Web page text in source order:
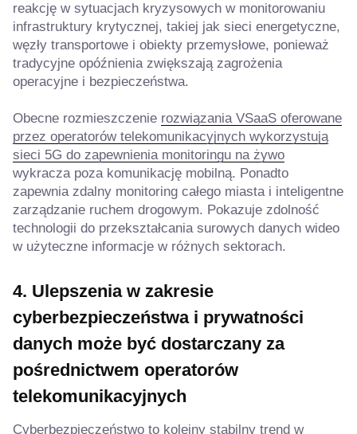
reakcję w sytuacjach kryzysowych w monitorowaniu
infrastruktury krytycznej, takiej jak sieci energetyczne,
węzły transportowe i obiekty przemysłowe, ponieważ
tradycyjne opóźnienia zwiększają zagrożenia
operacyjne i bezpieczeństwa.
Obecne rozmieszczenie rozwiązania VSaaS oferowane
przez operatorów telekomunikacyjnych wykorzystują
sieci 5G do zapewnienia monitoringu na żywo
wykracza poza komunikację mobilną. Ponadto
zapewnia zdalny monitoring całego miasta i inteligentne
zarządzanie ruchem drogowym. Pokazuje zdolność
technologii do przekształcania surowych danych wideo
w użyteczne informacje w różnych sektorach.
4. Ulepszenia w zakresie
cyberbezpieczeństwa i prywatności
danych może być dostarczany za
pośrednictwem operatorów
telekomunikacyjnych
Cyberbezpieczeństwo to kolejny stabilny trend w